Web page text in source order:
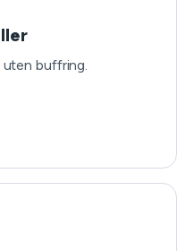
buffring.